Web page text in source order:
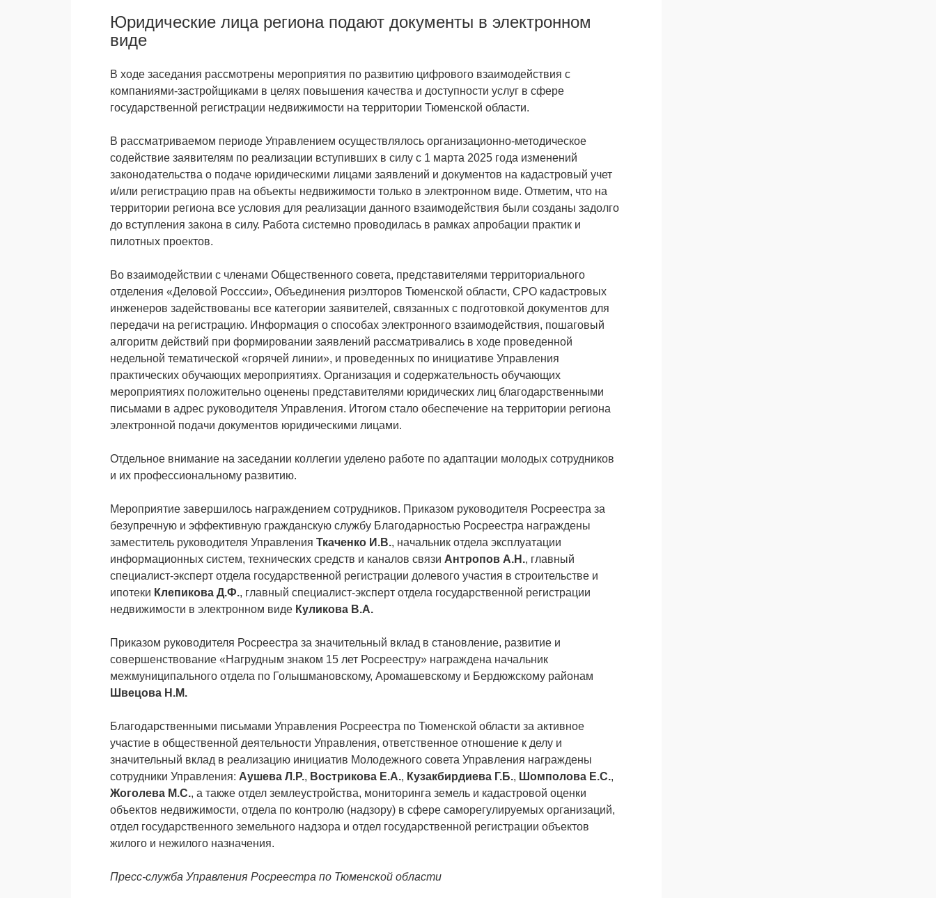
Юридические лица региона подают документы в электронном
виде
В ходе заседания рассмотрены мероприятия по развитию цифрового взаимодействия с
компаниями-застройщиками в целях повышения качества и доступности услуг в сфере
государственной регистрации недвижимости на территории Тюменской области.
В рассматриваемом периоде Управлением осуществлялось организационно-методическое
содействие заявителям по реализации вступивших в силу с 1 марта 2025 года изменений
законодательства о подаче юридическими лицами заявлений и документов на кадастровый учет
и/или регистрацию прав на объекты недвижимости только в электронном виде. Отметим, что на
территории региона все условия для реализации данного взаимодействия были созданы задолго
до вступления закона в силу. Работа системно проводилась в рамках апробации практик и
пилотных проектов.
Во взаимодействии с членами Общественного совета, представителями территориального
отделения «Деловой Росссии», Объединения риэлторов Тюменской области, СРО кадастровых
инженеров задействованы все категории заявителей, связанных с подготовкой документов для
передачи на регистрацию. Информация о способах электронного взаимодействия, пошаговый
алгоритм действий при формировании заявлений рассматривались в ходе проведенной
недельной тематической «горячей линии», и проведенных по инициативе Управления
практических обучающих мероприятиях. Организация и содержательность обучающих
мероприятиях положительно оценены представителями юридических лиц благодарственными
письмами в адрес руководителя Управления. Итогом стало обеспечение на территории региона
электронной подачи документов юридическими лицами.
Отдельное внимание на заседании коллегии уделено работе по адаптации молодых сотрудников
и их профессиональному развитию.
Мероприятие завершилось награждением сотрудников. Приказом руководителя Росреестра за
безупречную и эффективную гражданскую службу Благодарностью Росреестра награждены
заместитель руководителя Управления Ткаченко И.В., начальник отдела эксплуатации
информационных систем, технических средств и каналов связи Антропов А.Н., главный
специалист-эксперт отдела государственной регистрации долевого участия в строительстве и
ипотеки Клепикова Д.Ф., главный специалист-эксперт отдела государственной регистрации
недвижимости в электронном виде Куликова В.А.
Приказом руководителя Росреестра за значительный вклад в становление, развитие и
совершенствование «Нагрудным знаком 15 лет Росреестру» награждена начальник
межмуниципального отдела по Голышмановскому, Аромашевскому и Бердюжскому районам
Швецова Н.М.
Благодарственными письмами Управления Росреестра по Тюменской области за активное
участие в общественной деятельности Управления, ответственное отношение к делу и
значительный вклад в реализацию инициатив Молодежного совета Управления награждены
сотрудники Управления: Аушева Л.Р., Вострикова Е.А., Кузакбирдиева Г.Б., Шомполова Е.С.,
Жоголева М.С., а также отдел землеустройства, мониторинга земель и кадастровой оценки
объектов недвижимости, отдела по контролю (надзору) в сфере саморегулируемых организаций,
отдел государственного земельного надзора и отдел государственной регистрации объектов
жилого и нежилого назначения.
Пресс-служба Управления Росреестра по Тюменской области